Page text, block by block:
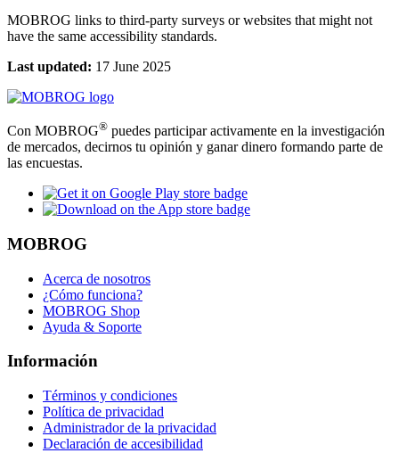
MOBROG links to third-party surveys or websites that might not
have the same accessibility standards.
Last updated: 17 June 2025
Con MOBROG® puedes participar activamente en la investigación
de mercados, decirnos tu opinión y ganar dinero formando parte de
las encuestas.
MOBROG
Acerca de nosotros
¿Cómo funciona?
MOBROG Shop
Ayuda & Soporte
Información
Términos y condiciones
Política de privacidad
Administrador de la privacidad
Declaración de accesibilidad